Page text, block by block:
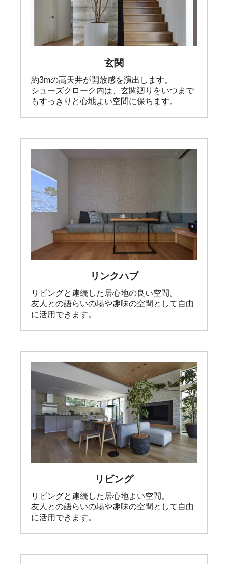
玄関
約3mの高天井が開放感を演出します。
シューズクローク内は、玄関廻りをいつまで
もすっきりと心地よい空間に保ちます。
リンクハブ
リビングと連続した居心地の良い空間。
友人との語らいの場や趣味の空間として自由
に活用できます。
リビング
リビングと連続した居心地よい空間。
友人との語らいの場や趣味の空間として自由
に活用できます。